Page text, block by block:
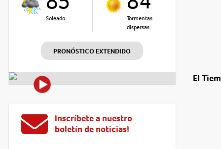
Soleado
Tormentas
dispersas
PRONÓSTICO EXTENDIDO
El
Inscríbete a nuestro
boletín de noticias!